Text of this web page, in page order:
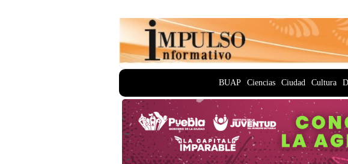
BUAP Ciencias Ciudad Cultura